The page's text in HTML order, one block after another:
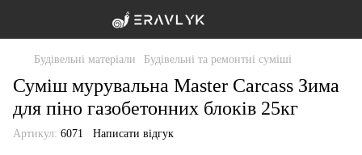
Будівельні матеріали Будівельні та ремонтні суміші
Суміш мурувальна Master Carcass Зима
для піно газобетонних блоків 25кг
Артикул: 6071 Написати відгук